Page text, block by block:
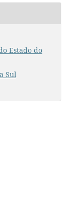
Estado do
Sul